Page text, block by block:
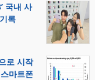
국내 사
록
로 시작
마트폰